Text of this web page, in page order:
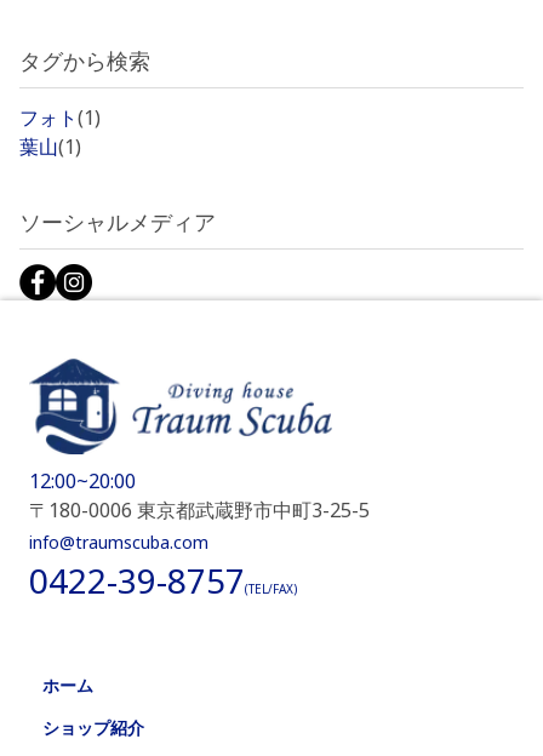
タグから検索
フォト(1)
葉山(1)
ソーシャルメディア
12:00~20:00
〒180-0006 東京都武蔵野市中町3-25-5
info@traumscuba.com
0422-39-8757(TEL/FAX)
ホーム
ショップ紹介